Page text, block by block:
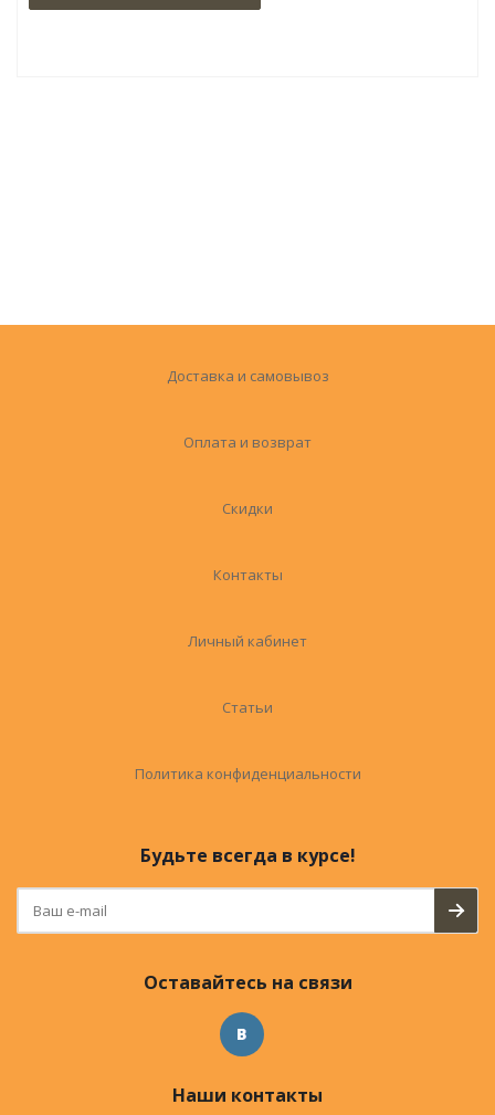
Доставка и самовывоз
Оплата и возврат
Скидки
Контакты
Личный кабинет
Статьи
Политика конфиденциальности
Будьте всегда в курсе!
Оставайтесь на связи
Наши контакты